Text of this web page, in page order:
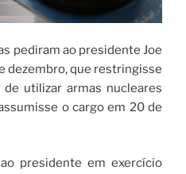
pediram ao presidente Joe
dezembro, que restringisse
utilizar armas nucleares
o cargo em 20 de
presidente em exercício